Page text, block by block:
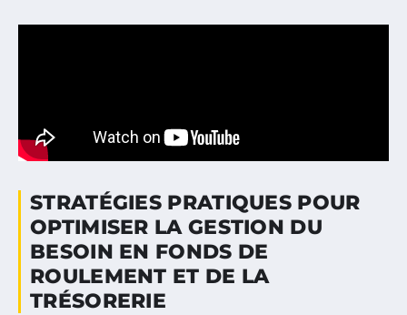
STRATÉGIES PRATIQUES POUR
OPTIMISER LA GESTION DU
BESOIN EN FONDS DE
ROULEMENT ET DE LA
TRÉSORERIE